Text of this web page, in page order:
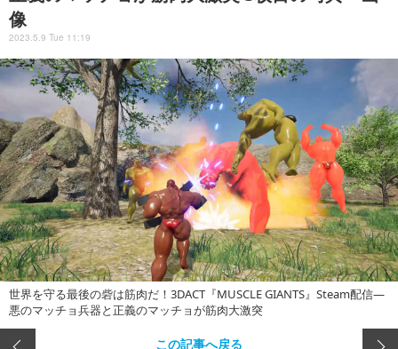
像
2023.5.9 Tue 11:19
世界を守る最後の砦は筋肉だ！3DACT『MUSCLE GIANTS』Steam配信―
悪のマッチョ兵器と正義のマッチョが筋肉大激突
この記事へ戻る